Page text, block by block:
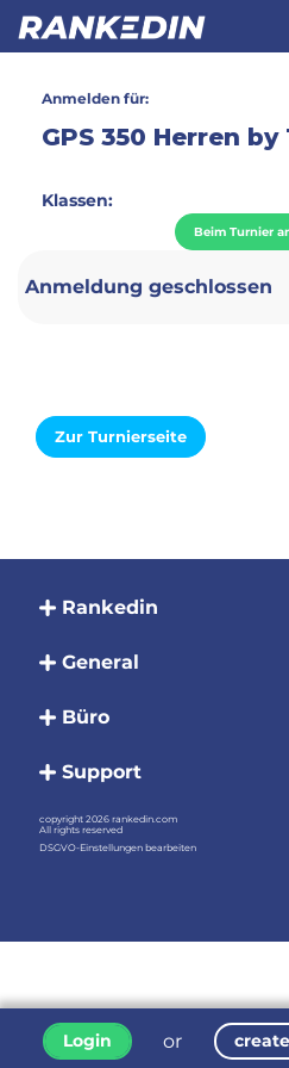
Anmelden für:
GPS 350 Herren
Klassen:
Beim Turnier
Anmeldung geschlossen
Zur Turnierseite
Login or
Rankedin
General
Büro
Support
copyright 2026 rankedin.com
All rights reserved
DSGVO-Einstellungen bearbeiten